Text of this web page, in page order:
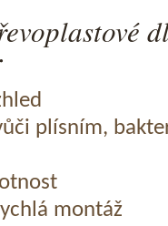
plísním,
montáž